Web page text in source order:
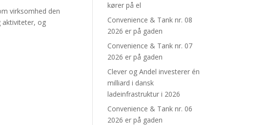
virksomhed den
aktiviteter, og
kører på el
Convenience & Tank nr. 08
2026 er på gaden
Convenience & Tank nr. 07
2026 er på gaden
Clever og Andel investerer én
milliard i dansk
ladeinfrastruktur i 2026
Convenience & Tank nr. 06
2026 er på gaden